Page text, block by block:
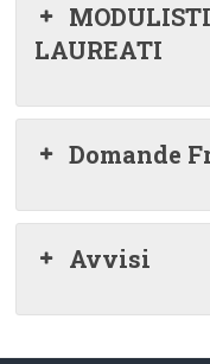
LAUREATI
Domande
Avvisi